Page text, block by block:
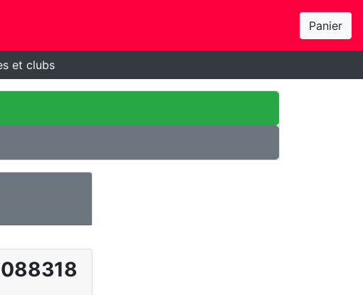
Panier
et clubs